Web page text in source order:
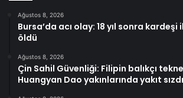
Ağustos 8, 2026
Bursa’da acı olay: 18 yıl sonra kardeşi
öldü
Ağustos 8, 2026
Çin Sahil Güvenliği: Filipin balıkçı
Huangyan Dao yakınlarında yakıt